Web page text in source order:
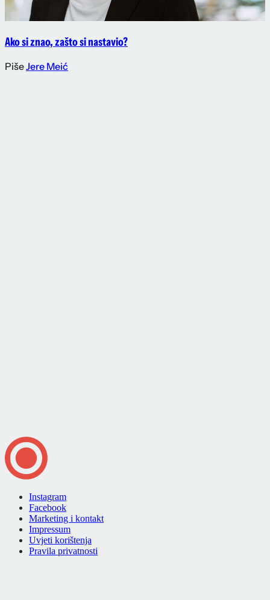
Ako si znao, zašto si nastavio?
PišeJere Meić
Instagram
Facebook
Marketing i kontakt
Impressum
Uvjeti korištenja
Pravila privatnosti